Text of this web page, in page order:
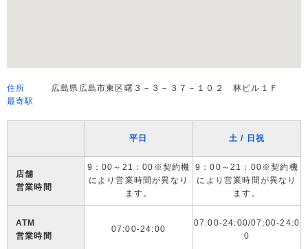
住所
広島県広島市東区曙３－３－３７－１０２ 林ビル１Ｆ
最寄駅
平日 土 / 日祝
店舗
営業時間
9：00～21：00※契約機
により営業時間が異なり
ます。
9：00～21：00※契約機
により営業時間が異なり
ます。
ATM
営業時間
07:00-24:00
07:00-24:00/07:00-24:0
0